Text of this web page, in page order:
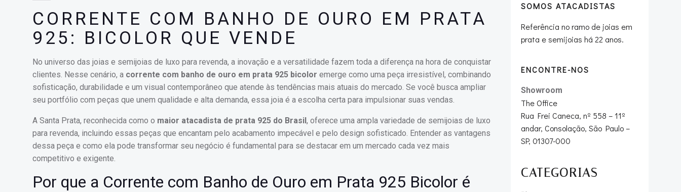
CORRENTE COM BANHO DE OURO EM PRATA
925: BICOLOR QUE VENDE
No universo das joias e semijoias de luxo para revenda, a inovação e a versatilidade fazem toda a diferença na hora de conquistar
clientes. Nesse cenário, a corrente com banho de ouro em prata 925 bicolor emerge como uma peça irresistível, combinando
sofisticação, durabilidade e um visual contemporâneo que atende às tendências mais atuais do mercado. Se você busca ampliar
seu portfólio com peças que unem qualidade e alta demanda, essa joia é a escolha certa para impulsionar suas vendas.
A Santa Prata, reconhecida como o maior atacadista de prata 925 do Brasil, oferece uma ampla variedade de semijoias de luxo
para revenda, incluindo essas peças que encantam pelo acabamento impecável e pelo design sofisticado. Entender as vantagens
dessa peça e como ela pode transformar seu negócio é fundamental para se destacar em um mercado cada vez mais
competitivo e exigente.
Por que a Corrente com Banho de Ouro em Prata 925 Bicolor é
SOMOS ATACADISTAS
Referência no ramo de joias em
prata e semijoias há 22 anos.
ENCONTRE-NOS
Showroom
The Office
Rua Frei Caneca, nº 558 – 11º
andar, Consolação, São Paulo –
SP, 01307-000
CATEGORIAS